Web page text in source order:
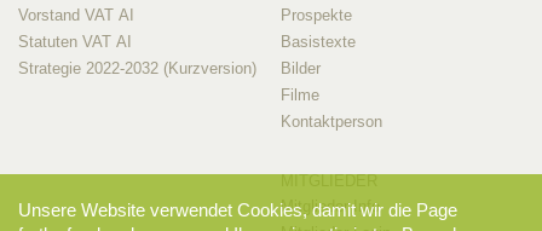
Vorstand VAT AI
Statuten VAT AI
Strategie 2022-2032 (Kurzversion)
Prospekte
Basistexte
Bilder
Filme
Kontaktperson
Mitglieder-Info
Unsere Website verwendet Cookies, damit wir die Page